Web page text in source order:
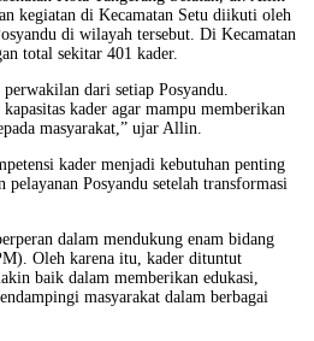
kegiatan di Kecamatan Setu diikuti oleh
di wilayah tersebut. Di Kecamatan
total sekitar 401 kader.
dari setiap Posyandu.
kader agar mampu memberikan
masyarakat,” ujar Allin.
kader menjadi kebutuhan penting
pelayanan Posyandu setelah transformasi
dalam mendukung enam bidang
Oleh karena itu, kader dituntut
baik dalam memberikan edukasi,
masyarakat dalam berbagai